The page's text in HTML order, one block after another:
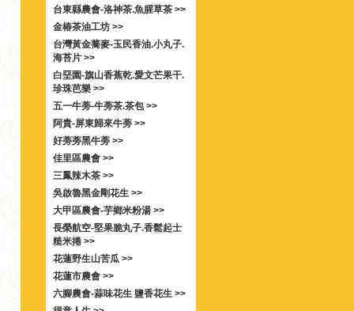
台東縣農會-洛神茶.魚腥草茶 >>
金椿茶油工坊 >>
台灣黃金蕎麥-玉民香油.小丸子.
海苔片 >>
白堊園-旗山香蕉乾.愛文芒果干.
珍珠芭樂 >>
五一牛蒡-牛蒡茶.茶包 >>
阿貴-屏東歸來牛蒡 >>
好蒡蒡黑牛蒡 >>
佳里區農會 >>
三鳳辣木茶 >>
吳啟魯黑金剛花生 >>
大甲區農會-芋鄉米粉湯 >>
長榮航空-堅果脆丸子.香鬆起士
糙米捲 >>
花蓮野生山苦瓜 >>
花蓮市農會 >>
六腳農會-蒜味花生 鹽香花生 >>